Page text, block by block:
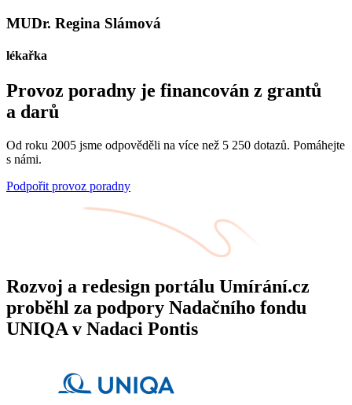
MUDr. Regina Slámová
lékařka
Provoz poradny je financován z grantů
a darů
Od roku 2005 jsme odpověděli na více než 5 250 dotazů. Pomáhejte
s námi.
Podpořit provoz poradny
Rozvoj a redesign portálu Umírání.cz
proběhl za podpory Nadačního fondu
UNIQA v Nadaci Pontis